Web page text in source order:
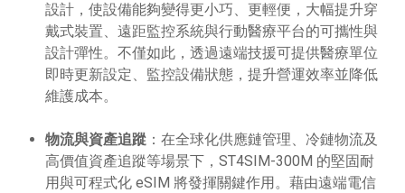
設計，使設備能夠變得更小巧、更輕便，大幅提升穿
戴式裝置、遠距監控系統與行動醫療平台的可攜性與
設計彈性。不僅如此，透過遠端技援可提供醫療單位
即時更新設定、監控設備狀態，提升營運效率並降低
維護成本。
物流與資產追蹤 ：在全球化供應鏈管理、冷鏈物流及
高價值資產追蹤等場景下，ST4SIM-300M 的堅固耐
用與可程式化 eSIM 將發揮關鍵作用。藉由遠端電信